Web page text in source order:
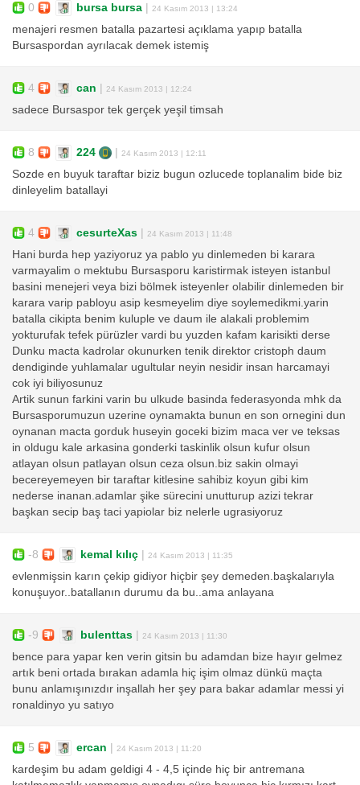
0 bursa bursa | 24 Kasım 2013 | 13:24
menajeri resmen batalla pazartesi açıklama yapıp batalla
Bursaspordan ayrılacak demek istemiş
4 can | 24 Kasım 2013 | 12:24
sadece Bursaspor tek gerçek yeşil timsah
8 224 | 24 Kasım 2013 | 12:11
Sozde en buyuk taraftar biziz bugun ozlucede toplanalim bide biz
dinleyelim batallayi
4 cesurteXas | 24 Kasım 2013 | 11:48
Hani burda hep yaziyoruz ya pablo yu dinlemeden bi karara
varmayalim o mektubu Bursasporu karistirmak isteyen istanbul
basini menejeri veya bizi bölmek isteyenler olabilir dinlemeden bir
karara varip pabloyu asip kesmeyelim diye soylemedikmi.yarin
batalla cikipta benim kuluple ve daum ile alakali problemim
yokturufak tefek pürüzler vardi bu yuzden kafam karisikti derse
Dunku macta kadrolar okunurken tenik direktor cristoph daum
dendiginde yuhlamalar ugultular neyin nesidir insan harcamayi
cok iyi biliyosunuz
Artik sunun farkini varin bu ulkude basinda federasyonda mhk da
Bursasporumuzun uzerine oynamakta bunun en son ornegini dun
oynanan macta gorduk huseyin goceki bizim maca ver ve teksas
in oldugu kale arkasina gonderki taskinlik olsun kufur olsun
atlayan olsun patlayan olsun ceza olsun.biz sakin olmayi
becereyemeyen bir taraftar kitlesine sahibiz koyun gibi kim
nederse inanan.adamlar şike sürecini unutturup azizi tekrar
başkan secip baş taci yapiolar biz nelerle ugrasiyoruz
-8 kemal kılıç | 24 Kasım 2013 | 11:35
evlenmişsin karın çekip gidiyor hiçbir şey demeden.başkalarıyla
konuşuyor..batallanın durumu da bu..ama anlayana
-9 bulenttas | 24 Kasım 2013 | 11:30
bence para yapar ken verin gitsin bu adamdan bize hayır gelmez
artık beni ortada bırakan adamla hiç işim olmaz dünkü maçta
bunu anlamışınızdır inşallah her şey para bakar adamlar messi yi
ronaldinyo yu satıyo
5 ercan | 24 Kasım 2013 | 11:20
kardeşim bu adam geldigi 4 - 4,5 içinde hiç bir antremana